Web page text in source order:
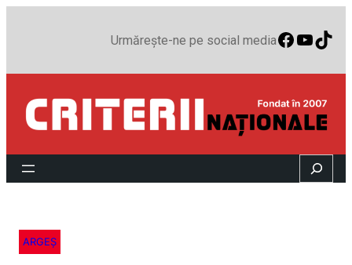
Urmărește-ne pe social media
Search
ARGEȘ